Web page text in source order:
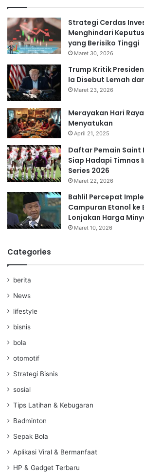
Strategi Cerdas
Menghindari
yang Berisiko Tinggi
Maret 30, 2026
Trump Kritik
Ia Disebut Lemah
Maret 23, 2026
Merayakan Hari
Menyatukan
April 21, 2025
Daftar Pemain Saint
Siap Hadapi Timnas
Series 2026
Maret 22, 2026
Bahlil Percepat
Campuran Etanol ke
Lonjakan Harga
Maret 10, 2026
Categories
berita
News
lifestyle
bisnis
bola
otomotif
Strategi Bisnis
sosial
Tips Latihan & Kebugaran
Badminton
Sepak Bola
Aplikasi Viral & Bermanfaat
HP & Gadget Terbaru